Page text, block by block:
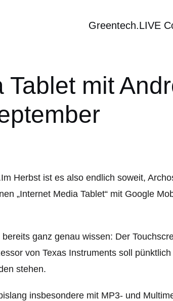
Greentech.LIVE
mit
Im Herbst ist es also endlich soweit,
„Internet Media Tablet“ mit Google
bereits ganz genau wissen: Der
von Texas Instruments soll
stehen.
insbesondere mit MP3- und